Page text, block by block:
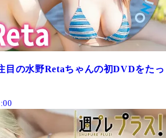
目の水野Retaちゃんの初DVDをたっ